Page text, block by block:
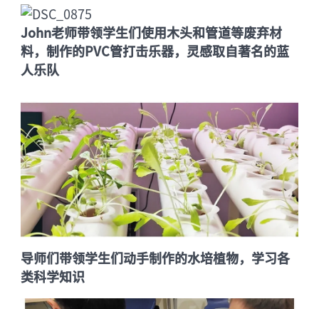
John老师带领学生们使用木头和管道等废弃材
料，制作的PVC管打击乐器，灵感取自著名的蓝
人乐队
导师们带领学生们动手制作的水培植物，学习各
类科学知识